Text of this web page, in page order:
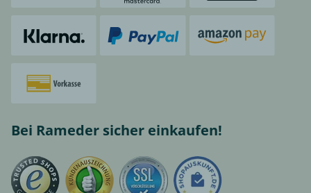
Bei Rameder sicher einkaufen!